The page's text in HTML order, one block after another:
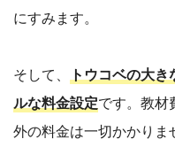
にすみます。
そして、
トウコベの大
ルな料金設定です。教材
外の料金は一切かかり